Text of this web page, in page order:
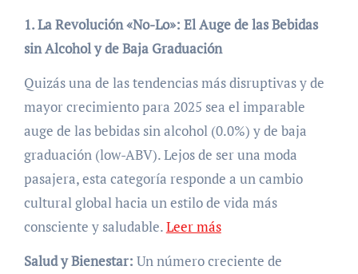
1. La Revolución «No-Lo»: El Auge de las Bebidas
sin Alcohol y de Baja Graduación
Quizás una de las tendencias más disruptivas y de
mayor crecimiento para 2025 sea el imparable
auge de las bebidas sin alcohol (0.0%) y de baja
graduación (low-ABV). Lejos de ser una moda
pasajera, esta categoría responde a un cambio
cultural global hacia un estilo de vida más
consciente y saludable.Leer más
Salud y Bienestar: Un número creciente de